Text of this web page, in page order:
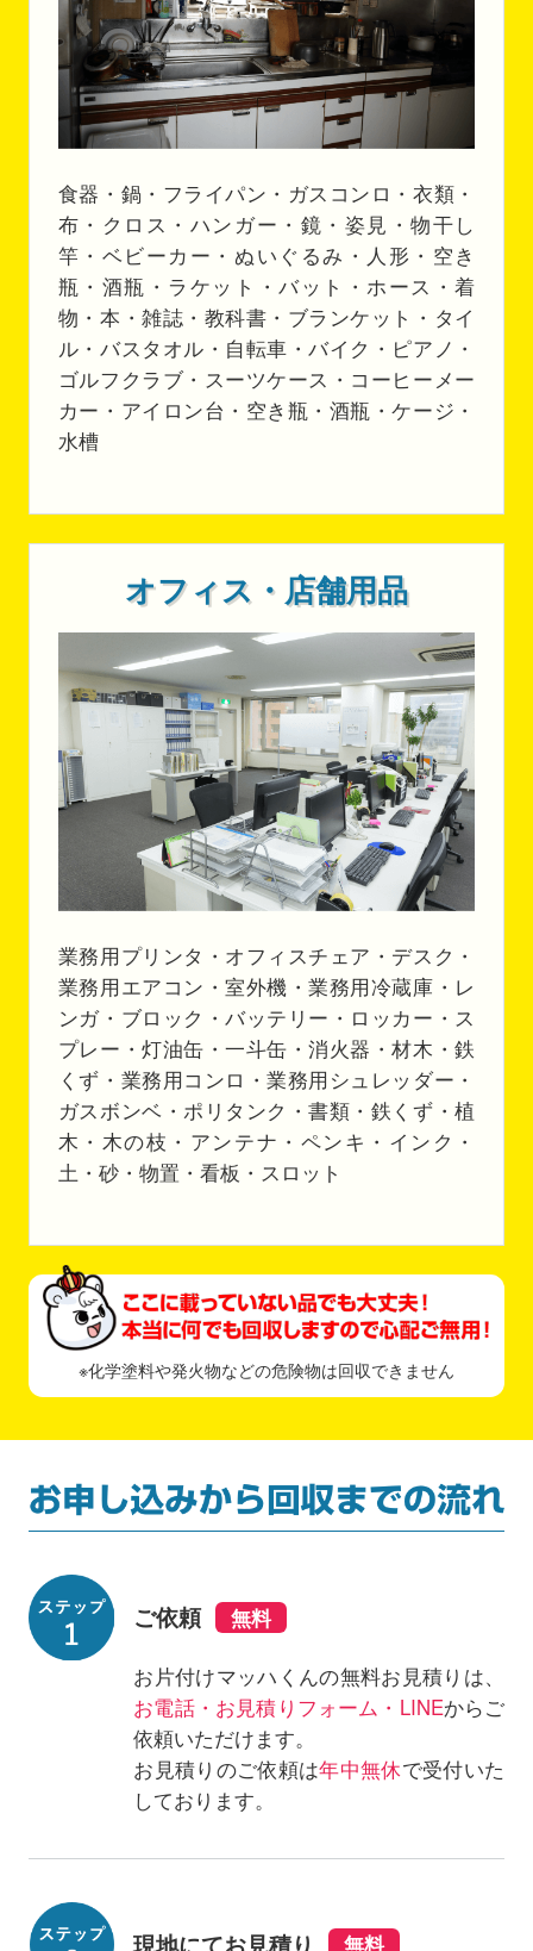
食器・鍋・フライパン・ガスコンロ・衣類・
布・クロス・ハンガー・鏡・姿見・物干し
竿・ベビーカー・ぬいぐるみ・人形・空き
瓶・酒瓶・ラケット・バット・ホース・着
物・本・雑誌・教科書・ブランケット・タイ
ル・バスタオル・自転車・バイク・ピアノ・
ゴルフクラブ・スーツケース・コーヒーメー
カー・アイロン台・空き瓶・酒瓶・ケージ・
水槽
オフィス・店舗用品
業務用プリンタ・オフィスチェア・デスク・
業務用エアコン・室外機・業務用冷蔵庫・レ
ンガ・ブロック・バッテリー・ロッカー・ス
プレー・灯油缶・一斗缶・消火器・材木・鉄
くず・業務用コンロ・業務用シュレッダー・
ガスボンベ・ポリタンク・書類・鉄くず・植
木・木の枝・アンテナ・ペンキ・インク・
土・砂・物置・看板・スロット
※化学塗料や発火物などの危険物は回収できません
ご依頼
お片付けマッハくんの無料お見積りは、
お電話・お見積りフォーム・LINEからご
依頼いただけます。
お見積りのご依頼は年中無休で受付いた
しております。
現地にてお見積り